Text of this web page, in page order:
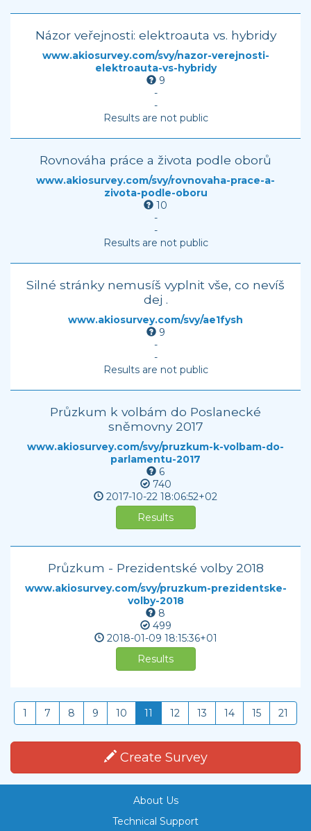
Názor veřejnosti: elektroauta vs. hybridy
www.akiosurvey.com/svy/nazor-verejnosti-
elektroauta-vs-hybridy
9
-
-
Results are not public
Rovnováha práce a života podle oborů
www.akiosurvey.com/svy/rovnovaha-prace-a-
zivota-podle-oboru
10
-
-
Results are not public
Silné stránky nemusíš vyplnit vše, co nevíš
dej .
www.akiosurvey.com/svy/ae1fysh
9
-
-
Results are not public
Průzkum k volbám do Poslanecké
sněmovny 2017
www.akiosurvey.com/svy/pruzkum-k-volbam-do-
parlamentu-2017
6
740
2017-10-22 18:06:52+02
Results
Průzkum - Prezidentské volby 2018
www.akiosurvey.com/svy/pruzkum-prezidentske-
volby-2018
8
499
2018-01-09 18:15:36+01
Results
1 7 8 9 10 11 12 13 14 15 21
Create Survey
About Us
Technical Support